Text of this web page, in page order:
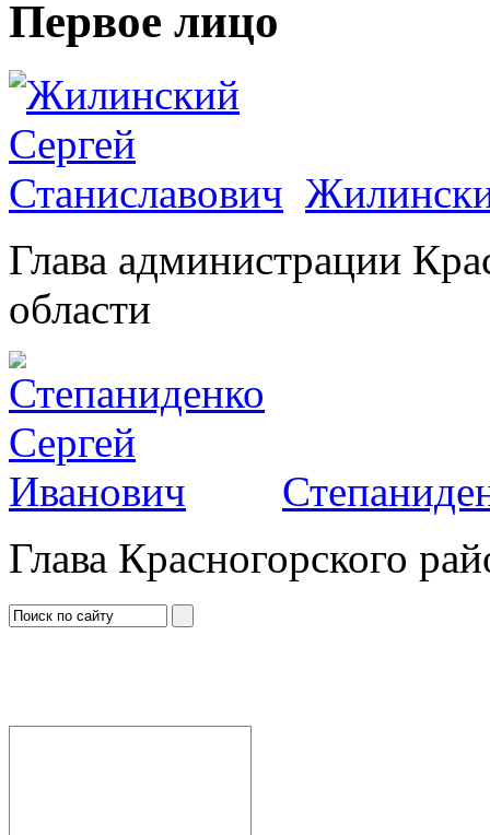
Первое лицо
Глава администрации
области
Глава Красногорского